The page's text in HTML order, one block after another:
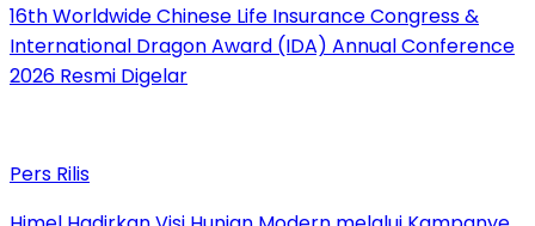
16th Worldwide Chinese Life Insurance Congress &
International Dragon Award (IDA) Annual Conference
2026 Resmi Digelar
Pers Rilis